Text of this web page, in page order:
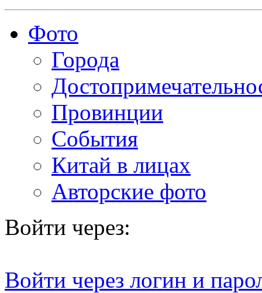
Фото
Города
Провинции
События
Китай в лицах
Авторские фото
Войти через:
Войти через логин и